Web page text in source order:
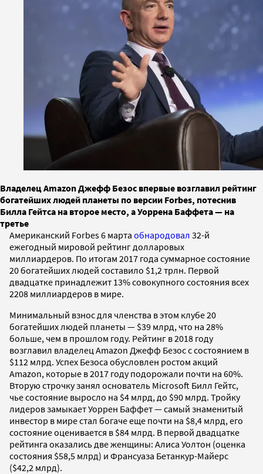
Владелец Amazon Джефф Безос впервые возглавил рейтинг
богатейших людей планеты по версии Forbes, потеснив
Билла Гейтса на второе место, а Уоррена Баффета — на
третье
Американский Forbes 6 марта обнародовал 32-й
ежегодный мировой рейтинг долларовых
миллиардеров. По итогам 2017 года суммарное состояние
20 богатейших людей составило $1,2 трлн. Первой
двадцатке принадлежит 13% совокупного состояния всех
2208 миллиардеров в мире.
Минимальный взнос для членства в этом клубе 20
богатейших людей планеты — $39 млрд, что на 28%
больше, чем в прошлом году. Рейтинг в 2018 году
возглавил владелец Amazon Джефф Безос с состоянием в
$112 млрд. Успех Безоса обусловлен ростом акций
Amazon, которые в 2017 году подорожали почти на 60%.
Вторую строчку занял основатель Microsoft Билл Гейтс,
чье состояние выросло на $4 млрд, до $90 млрд. Тройку
лидеров замыкает Уоррен Баффет — самый знаменитый
инвестор в мире стал богаче еще почти на $8,4 млрд, его
состояние оценивается в $84 млрд. В первой двадцатке
рейтинга оказались две женщины: Алиса Уолтон (оценка
состояния $58,5 млрд) и Франсуаза Бетанкур-Майерс
($42,2 млрд).